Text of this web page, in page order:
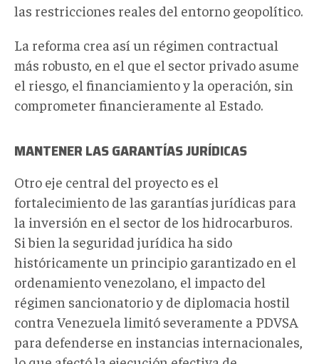
las restricciones reales del entorno geopolítico.
La reforma crea así un régimen contractual
más robusto, en el que el sector privado asume
el riesgo, el financiamiento y la operación, sin
comprometer financieramente al Estado.
MANTENER LAS GARANTÍAS JURÍDICAS
Otro eje central del proyecto es el
fortalecimiento de las garantías jurídicas para
la inversión en el sector de los hidrocarburos.
Si bien la seguridad jurídica ha sido
históricamente un principio garantizado en el
ordenamiento venezolano, el impacto del
régimen sancionatorio y de diplomacia hostil
contra Venezuela limitó severamente a PDVSA
para defenderse en instancias internacionales,